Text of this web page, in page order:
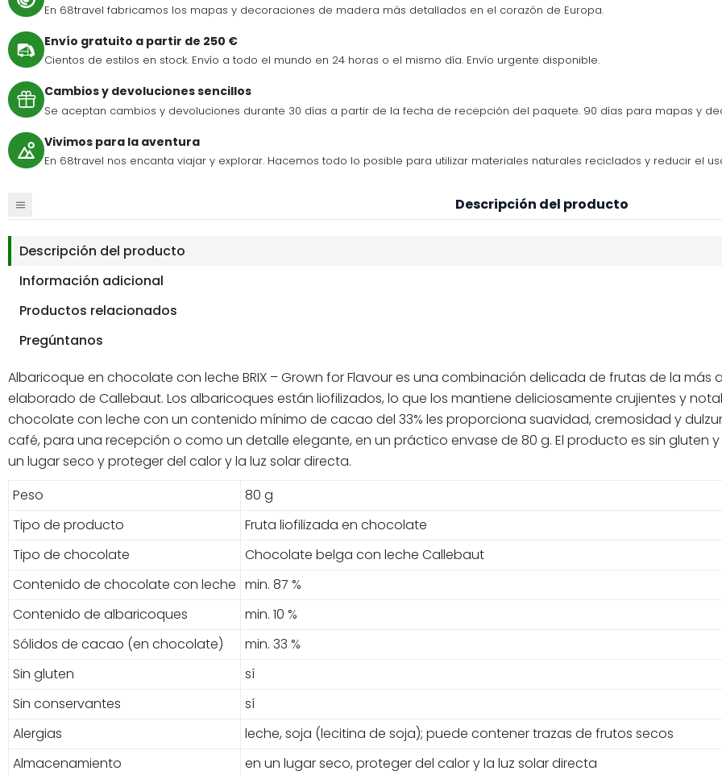
En 68travel fabricamos los mapas y decoraciones de madera más detallados en el corazón de Europa.
Envío gratuito a partir de 250 €
Cientos de estilos en stock. Envío a todo el mundo en 24 horas o el mismo día. Envío urgente disponible.
Cambios y devoluciones sencillos
Se aceptan cambios y devoluciones durante 30 días a partir de la fecha de recepción del paquete. 90 días para mapas y
Vivimos para la aventura
En 68travel nos encanta viajar y explorar. Hacemos todo lo posible para utilizar materiales naturales reciclados y reducir el
Descripción del producto
Descripción del producto
Información adicional
Productos relacionados
Pregúntanos
Albaricoque en chocolate con leche BRIX – Grown for Flavour es una combinación delicada de frutas de la
elaborado de Callebaut. Los albaricoques están liofilizados, lo que los mantiene deliciosamente crujientes y
chocolate con leche con un contenido mínimo de cacao del 33% les proporciona suavidad, cremosidad y
café, para una recepción o como un detalle elegante, en un práctico envase de 80 g. El producto es sin gluten
un lugar seco y proteger del calor y la luz solar directa.
Peso
80 g
Tipo de producto
Fruta liofilizada en chocolate
Tipo de chocolate
Chocolate belga con leche Callebaut
Contenido de chocolate con leche min. 87 %
Contenido de albaricoques
min. 10 %
Sólidos de cacao (en chocolate)
min. 33 %
Sin gluten
sí
Sin conservantes
sí
Alergias
leche, soja (lecitina de soja); puede contener trazas de frutos secos
Almacenamiento
en un lugar seco, proteger del calor y la luz solar directa